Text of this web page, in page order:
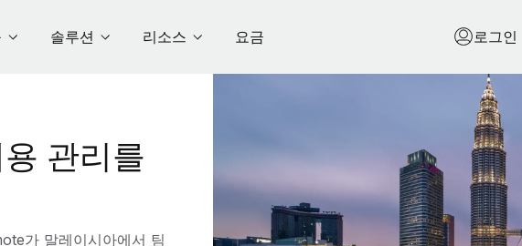
솔루션 리소스 요금 로그인
관리를
가 말레이시아에서 팀